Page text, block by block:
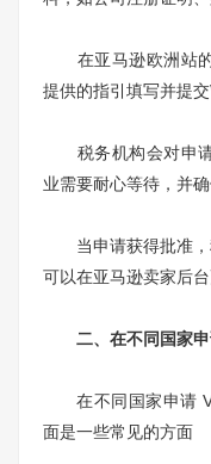
在亚马逊欧洲站的
提供的指引填写并提交
税务机构会对申请
业需要耐心等待，并
当申请获得批准，
可以在亚马逊卖家后
二、在不同国家申
在不同国家申请
面是一些常见的方面